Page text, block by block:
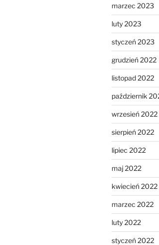
marzec 2023
luty 2023
styczeń 2023
grudzień 2022
listopad 2022
październik
wrzesień 2022
sierpień 2022
lipiec 2022
maj 2022
kwiecień 2022
marzec 2022
luty 2022
styczeń 2022